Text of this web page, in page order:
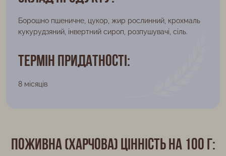
Борошно пшеничне, цукор, жир рослинний, крохмаль
кукурудзяний, інвертний сироп, розпушувачі, сіль.
Термін придатності:
8 місяців
Поживна (харчова) цінність на 100 г: